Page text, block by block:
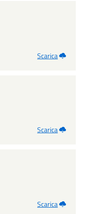
Scarica
Scarica
Scarica